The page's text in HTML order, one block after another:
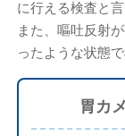
に行える検査と言
また、嘔吐反射
ったような状態
胃カ